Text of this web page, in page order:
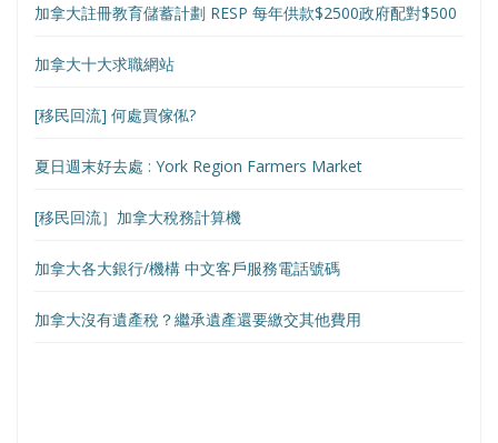
加拿大註冊教育儲蓄計劃 RESP 每年供款$2500政府配對$500
加拿大十大求職網站
[移民回流] 何處買傢俬?
夏日週末好去處 : York Region Farmers Market
[移民回流］加拿大稅務計算機
加拿大各大銀行/機構 中文客戶服務電話號碼
加拿大沒有遺產稅？繼承遺產還要繳交其他費用